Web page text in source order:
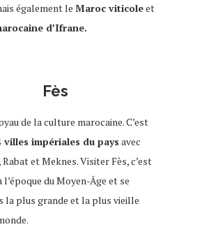
également le Maroc viticoleet
d’Ifrane.
Fès
de la culture marocaine. C’est
villes impériales du pays avec
et Meknes. Visiter Fès, c’est
du Moyen-Âge et se
la plus grande et la plus vieille